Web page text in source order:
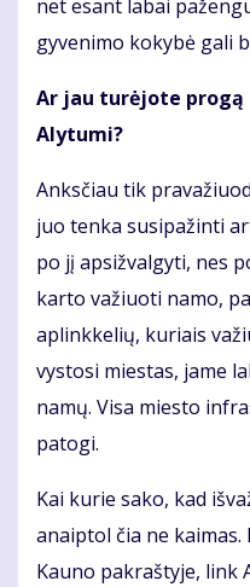
net esant labai
gyvenimo kokybė gali
Ar jau turėjote progą
Alytumi?
Anksčiau tik
juo tenka susipažinti
po jį apsižvalgyti, nes
karto važiuoti namo,
aplinkkelių, kuriais
vystosi miestas, jame
namų. Visa miesto
patogi.
Kai kurie sako, kad
anaiptol čia ne
Kauno pakraštyje, link